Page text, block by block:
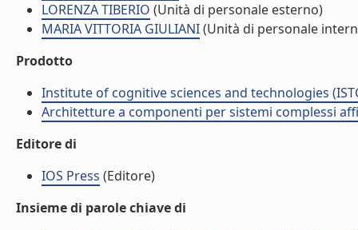
LORENZA TIBERIO (Unità di personale esterno)
MARIA VITTORIA GIULIANI(Unità di personale
Prodotto
Institute of cognitive sciences and technologies
Architetture a componenti per sistemi complessi
Editore di
IOS Press (Editore)
Insieme di parole chiave di